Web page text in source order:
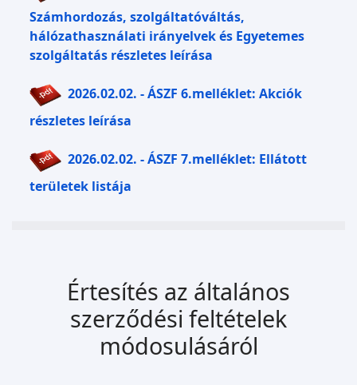
Számhordozás, szolgáltatóváltás,
hálózathasználati irányelvek és Egyetemes
szolgáltatás részletes leírása
2026.02.02. - ÁSZF 6.melléklet: Akciók
részletes leírása
2026.02.02. - ÁSZF 7.melléklet: Ellátott
területek listája
Értesítés az általános
szerződési feltételek
módosulásáról